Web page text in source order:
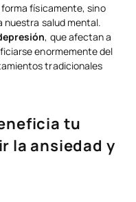
hacer deporte
Tipos de ejercicio físico
físicamente, sino
nuestra salud mental.
, que afectan a
enormemente del
tradicionales
tu
la ansiedad y